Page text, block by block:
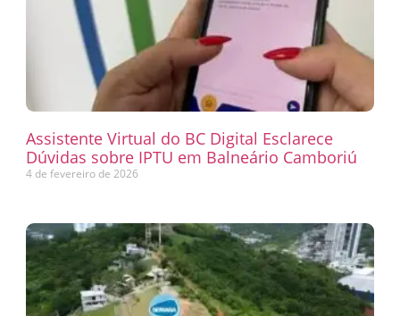
Assistente Virtual do BC Digital Esclarece
Dúvidas sobre IPTU em Balneário Camboriú
4 de fevereiro de 2026